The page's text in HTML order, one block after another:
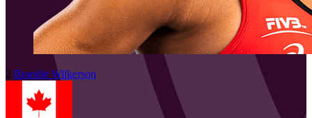
2 Brandie Wilkerson